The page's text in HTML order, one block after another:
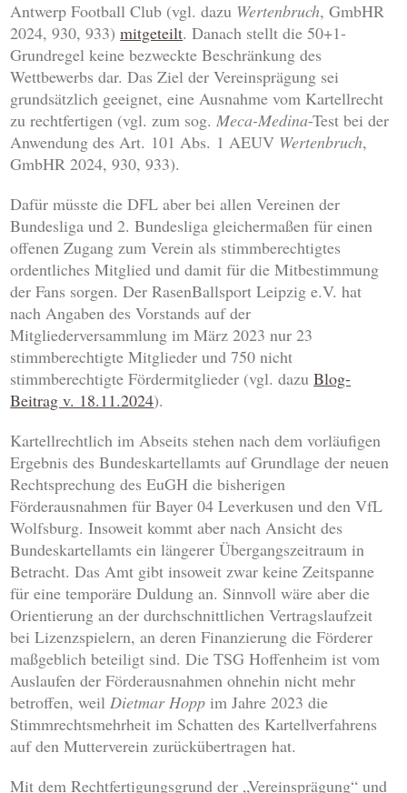
Antwerp Football Club (vgl. dazu Wertenbruch, GmbHR
2024, 930, 933)mitgeteilt. Danach stellt die 50+1-
Grundregel keine bezweckte Beschränkung des
Wettbewerbs dar. Das Ziel der Vereinsprägung sei
grundsätzlich geeignet, eine Ausnahme vom Kartellrecht
zu rechtfertigen (vgl. zum sog.Meca-Medina-Test bei der
Anwendung des Art. 101 Abs. 1 AEUV Wertenbruch,
GmbHR 2024, 930, 933).
Dafür müsste die DFL aber bei allen Vereinen der
Bundesliga und 2. Bundesliga gleichermaßen für einen
offenen Zugang zum Verein als stimmberechtigtes
ordentliches Mitglied und damit für die Mitbestimmung
der Fans sorgen. Der RasenBallsport Leipzig e.V. hat
nach Angaben des Vorstands auf der
Mitgliederversammlung im März 2023 nur 23
stimmberechtigte Mitglieder und 750 nicht
stimmberechtigte Fördermitglieder (vgl. dazuBlog-
Beitrag v. 18.11.2024).
Kartellrechtlich im Abseits stehen nach dem vorläufigen
Ergebnis des Bundeskartellamts auf Grundlage der neuen
Rechtsprechung des EuGH die bisherigen
Förderausnahmen für Bayer 04 Leverkusen und den VfL
Wolfsburg. Insoweit kommt aber nach Ansicht des
Bundeskartellamts ein längerer Übergangszeitraum in
Betracht. Das Amt gibt insoweit zwar keine Zeitspanne
für eine temporäre Duldung an. Sinnvoll wäre aber die
Orientierung an der durchschnittlichen Vertragslaufzeit
bei Lizenzspielern, an deren Finanzierung die Förderer
maßgeblich beteiligt sind. Die TSG Hoffenheim ist vom
Auslaufen der Förderausnahmen ohnehin nicht mehr
betroffen, weilDietmar Hopp im Jahre 2023 die
Stimmrechtsmehrheit im Schatten des Kartellverfahrens
auf den Mutterverein zurückübertragen hat.
Mit dem Rechtfertigungsgrund der „Vereinsprägung“ und